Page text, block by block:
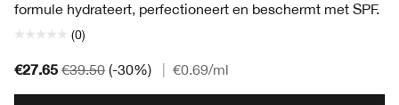
formule hydrateert, perfectioneert en beschermt met SPF.
(0)
€27.65 €39.50 (-30%) €0.69/ml